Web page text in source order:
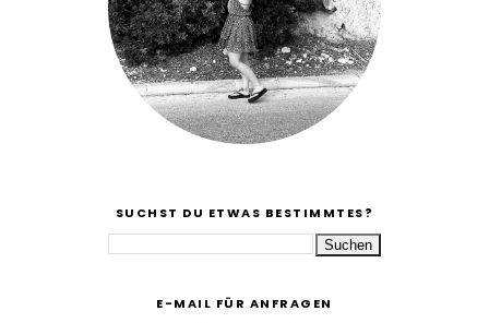
SUCHST DU ETWAS BESTIMMTES?
E-MAIL FÜR ANFRAGEN